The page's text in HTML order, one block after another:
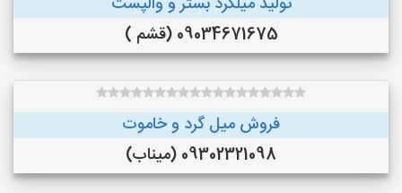
09034671675 (قشم )
فروش میل گرد و خاموت
09302321098 (میناب)